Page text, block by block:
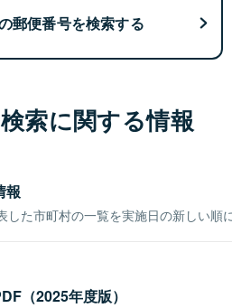
郵便番号を検索する
索に関する情報
報
した市町村の一覧を実施日の新しい順
（2025年度版）